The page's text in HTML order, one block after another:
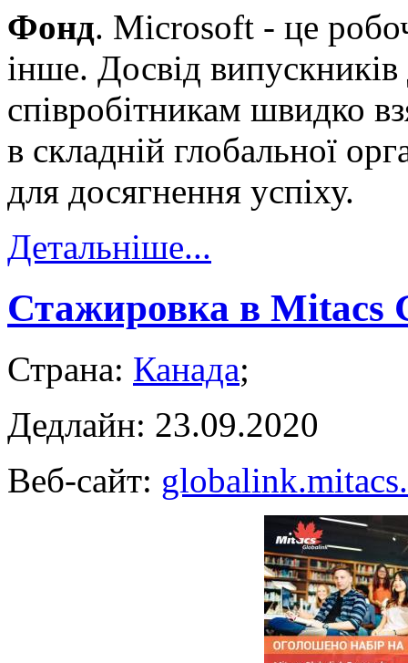
Фонд. Microsoft - це
інше. Досвід
співробітникам швидко
в складній глобальної
для досягнення успіху.
Детальніше...
Стажировка в Mitacs
Страна: Канада;
Дедлайн: 23.09.2020
Веб-сайт: